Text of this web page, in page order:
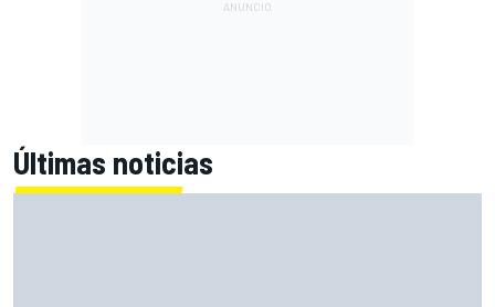
Últimas noticias